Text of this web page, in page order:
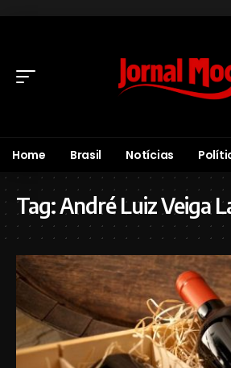
Home Brasil Notícias
Tag:André Luiz Veiga